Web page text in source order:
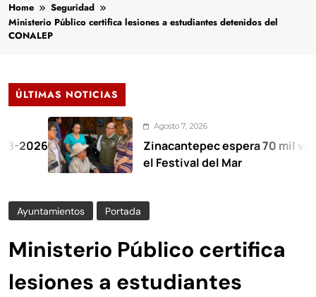
Home
Seguridad
Ministerio Público certifica lesiones a estudiantes detenidos del
CONALEP
ÚLTIMAS NOTICIAS
Agosto 7, 2026
Zinacantepec espera 70 mil visitantes
el Festival del Mar
Ayuntamientos Portada
Ministerio Público certifica
lesiones a estudiantes